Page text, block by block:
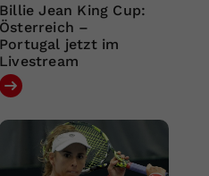
Billie Jean King Cup:
Österreich –
Portugal jetzt im
Livestream